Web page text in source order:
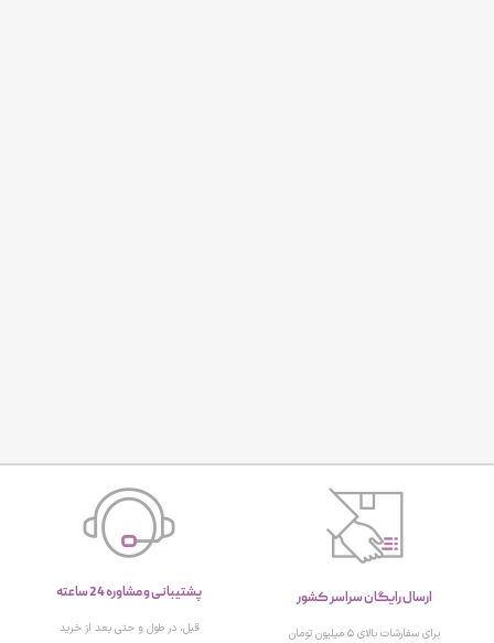
ارسال رایگان سراسر کشور
برای سفارشات بالای ۵ میلیون تومان
پشتیبانی و مشاوره 24 ساعته
قبل، در طول و حتی بعد از خرید